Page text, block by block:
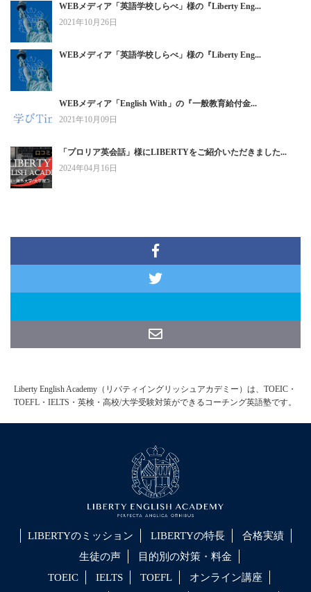
WEBメディア「英語学校しらべ」様の『Liberty Eng...
2021年10月26日
WEBメディア「英語学校しらべ」様の『Liberty Eng...
WEBメディア「English With」の『一般教育給付金...
2021年10月09日
「プロリア英会話」様にLIBERTYをご紹介いただきました...
2024年04月16日
Liberty English Academy（リバティイングリッシュアカデミー）は、TOEIC・
TOEFL・IELTS・英検・高校/大学受験対策ができるコーチング英語塾です。
LIBERTYのミッション LIBERTYの特長
合格実績
生徒の声
目的別の対策・料金
TOEIC
IELTS TOEFL オンライン講座